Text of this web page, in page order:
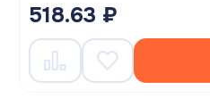
518.63 ₽